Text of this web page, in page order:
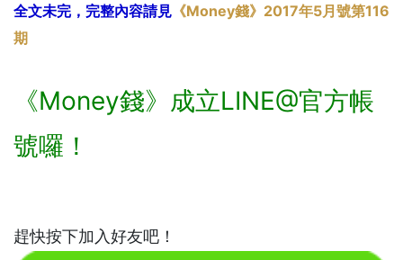
全文未完，完整內容請見 《Money錢》2017年5月號第116
期
《Money錢》成立LINE@官方帳
號囉！
趕快按下加入好友吧！